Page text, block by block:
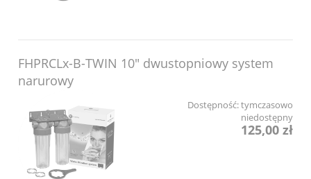
FHPRCLx-B-TWIN 10" dwustopniowy system
narurowy
Dostępność:tymczasowo
niedostępny
125,00 zł